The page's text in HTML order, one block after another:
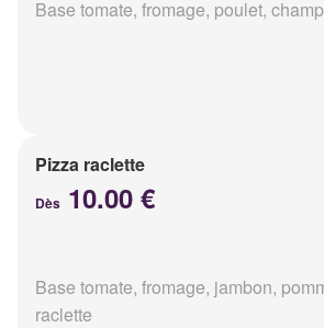
Base tomate, fromage, poulet,
Pizza raclette
Dès 10.00 €
Base tomate, fromage, jambon,
raclette